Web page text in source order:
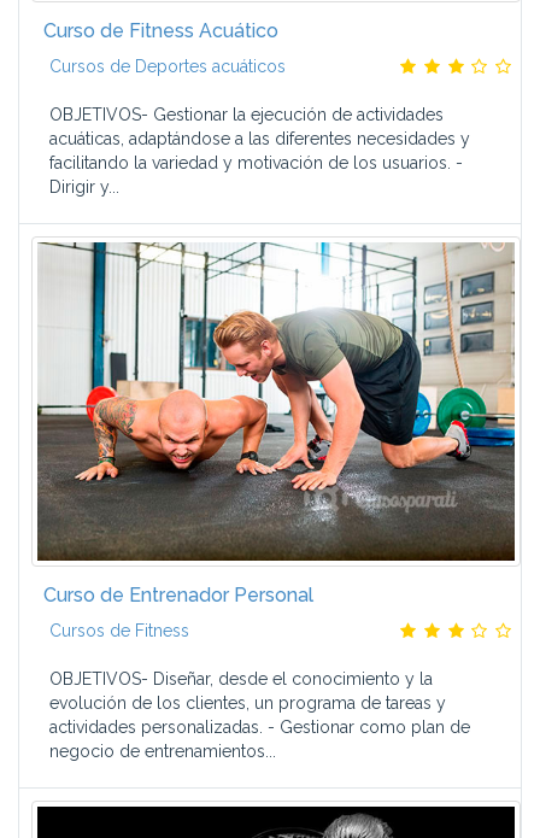
Curso de Fitness Acuático
Cursos de Deportes acuáticos
OBJETIVOS- Gestionar la ejecución de actividades
acuáticas, adaptándose a las diferentes necesidades y
facilitando la variedad y motivación de los usuarios. -
Dirigir y...
Curso de Entrenador Personal
Cursos de Fitness
OBJETIVOS- Diseñar, desde el conocimiento y la
evolución de los clientes, un programa de tareas y
actividades personalizadas. - Gestionar como plan de
negocio de entrenamientos...